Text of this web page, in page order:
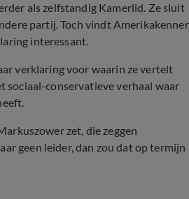
als zelfstandig Kamerlid. Ze sluit
partij. Toch vindt Amerikakenner
interessant.
verklaring voor waarin ze vertelt
sociaal-conservatieve verhaal waar
zet, die zeggen
geen leider, dan zou dat op termijn